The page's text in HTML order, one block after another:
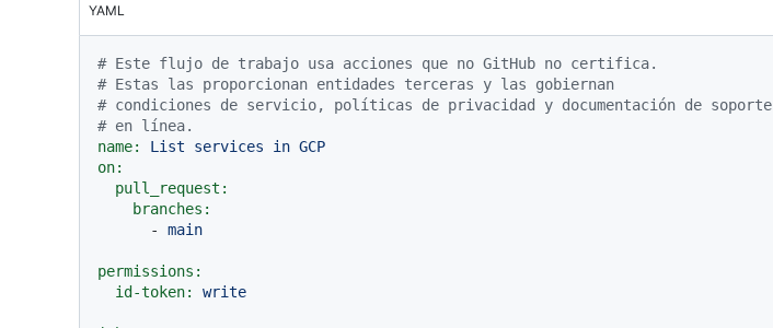
YAML
# Este flujo de trabajo usa acciones que no GitHub no certifica.
# Estas las proporcionan entidades terceras y las gobiernan
# condiciones de servicio, políticas de privacidad y documentación de soporte
# en línea.
name:
List services in GCP
on:
pull_request:
branches:
-
main
permissions:
id-token:
write